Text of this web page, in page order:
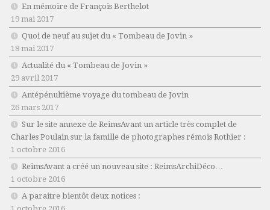
En mémoire de François Berthelot
19 mai 2017
Quoi de neuf au sujet du « Tombeau de Jovin »
18 mai 2017
Actualité du « Tombeau de Jovin »
29 avril 2017
Antépénultième voyage du tombeau de Jovin
26 mars 2017
Sur le site annexe de ReimsAvant un article très complet de
Charles Poulain sur la famille de photographes rémois Rothier :
1 octobre 2016
ReimsAvant a créé un nouveau site : ReimsArchiDéco…
1 octobre 2016
A paraitre bientôt deux notices :